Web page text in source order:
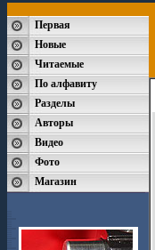
Первая
Новые
Читаемые
По алфавиту
Разделы
Авторы
Видео
Фото
Магазин